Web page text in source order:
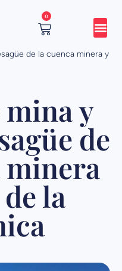
0
Cart
de la cuenca minera y
mina y
de
minera
la